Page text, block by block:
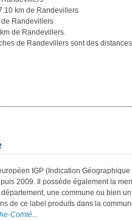
km de Randevillers
de Randevillers
de Randevillers.
de Randevillers sont des
IGP (Indication
2009. Il possède également la
une commune ou bien
de ce label produits dans la
Comté...